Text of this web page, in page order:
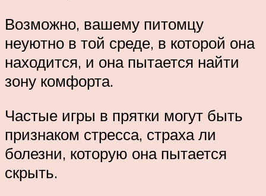
Возможно, вашему питомцу
неуютно в той среде, в которой она
находится, и она пытается найти
зону комфорта.
Частые игры в прятки могут быть
признаком стресса, страха ли
болезни, которую она пытается
скрыть.